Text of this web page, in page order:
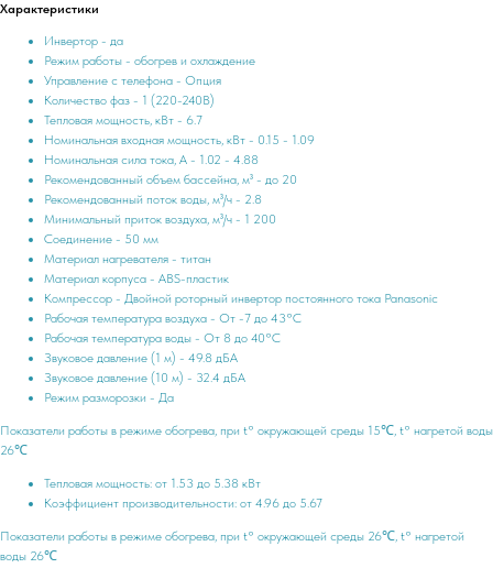
Характеристики
Инвертор - да
Режим работы - обогрев и охлаждение
Управление с телефона - Опция
Количество фаз - 1 (220-240В)
Тепловая мощность, кВт - 6.7
Номинальная входная мощность, кВт - 0.15 - 1.09
Номинальная сила тока, А - 1.02 - 4.88
Рекомендованный объем бассейна, м³ - до 20
Рекомендованный поток воды, м³/ч - 2.8
Минимальный приток воздуха, м³/ч - 1 200
Соединение - 50 мм
Материал нагревателя - титан
Материал корпуса - ABS-пластик
Компрессор - Двойной роторный инвертор постоянного тока Panasonic
Рабочая температура воздуха - От -7 до 43°C
Рабочая температура воды - От 8 до 40°C
Звуковое давление (1 м) - 49.8 дБА
Звуковое давление (10 м) - 32.4 дБА
Режим разморозки - Да
Показатели работы в режиме обогрева, при t° окружающей среды 15℃, t° нагретой воды
26℃
Тепловая мощность: от 1.53 до 5.38 кВт
Коэффициент производительности: от 4.96 до 5.67
Показатели работы в режиме обогрева, при t° окружающей среды 26℃, t° нагретой
воды 26℃